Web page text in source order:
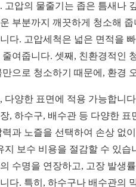
고압의 물줄기는 좁은 틈새나
부분까지 깨끗하게 청소해
다. 고압세척은 넓은 면적을
줄여줍니다. 셋째, 친환경적인
만으로 청소하기 때문에, 환경
다양한 표면에 적용 가능합니
, 하수구, 배수관 등 다양한
력과 노즐을 선택하여 손상 없
지 보수 비용을 절감할 수 있
수명을 연장하고, 고장 발생
다. 특히, 하수구나 배수관의